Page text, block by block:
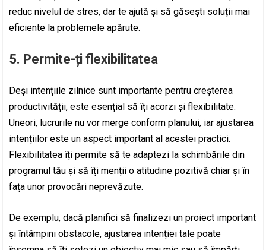
reduc nivelul de stres, dar te ajută și să găsești soluții mai
eficiente la problemele apărute.
5. Permite-ți flexibilitatea
Deși intențiile zilnice sunt importante pentru creșterea
productivității, este esențial să îți acorzi și flexibilitate.
Uneori, lucrurile nu vor merge conform planului, iar ajustarea
intențiilor este un aspect important al acestei practici.
Flexibilitatea îți permite să te adaptezi la schimbările din
programul tău și să îți menții o atitudine pozitivă chiar și în
fața unor provocări neprevăzute.
De exemplu, dacă planifici să finalizezi un proiect important
și întâmpini obstacole, ajustarea intenției tale poate